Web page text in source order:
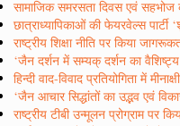
सामाजिक समरसता दिवस एवं
छात्राध्यापिकाओं की फेयरवेल्स
राष्ट्रीय शिक्षा नीति पर किया
‘जैन दर्शन में सम्यक् दर्शन का
हिन्दी वाद-विवाद प्रतियोगिता में
‘जैन आचार सिद्धांतों का उद्भव एवं
राष्ट्रीय टीबी उन्मूलन प्रोग्राम पर